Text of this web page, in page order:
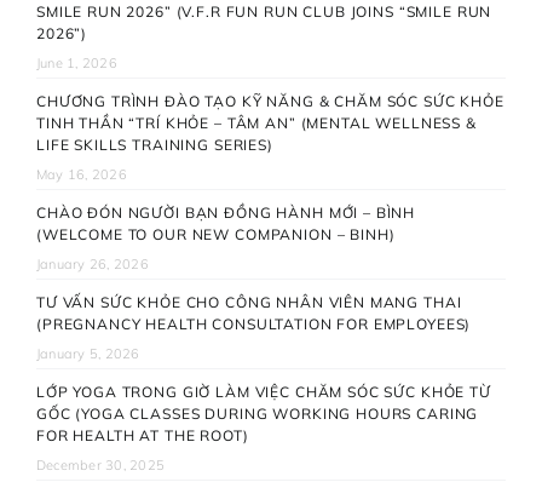
SMILE RUN 2026” (V.F.R FUN RUN CLUB JOINS “SMILE RUN
2026”)
June 1, 2026
CHƯƠNG TRÌNH ĐÀO TẠO KỸ NĂNG & CHĂM SÓC SỨC KHỎE
TINH THẦN “TRÍ KHỎE – TÂM AN” (MENTAL WELLNESS &
LIFE SKILLS TRAINING SERIES)
May 16, 2026
CHÀO ĐÓN NGƯỜI BẠN ĐỒNG HÀNH MỚI – BÌNH
(WELCOME TO OUR NEW COMPANION – BINH)
January 26, 2026
TƯ VẤN SỨC KHỎE CHO CÔNG NHÂN VIÊN MANG THAI
(PREGNANCY HEALTH CONSULTATION FOR EMPLOYEES)
January 5, 2026
LỚP YOGA TRONG GIỜ LÀM VIỆC CHĂM SÓC SỨC KHỎE TỪ
GỐC (YOGA CLASSES DURING WORKING HOURS CARING
FOR HEALTH AT THE ROOT)
December 30, 2025